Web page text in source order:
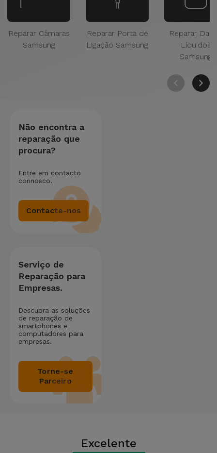
Reparar Câmaras
Samsung
Reparar Porta de
Ligação Samsung
Reparar
Líquidos
Samsung
Não encontra a
reparação que
procura?
Entre em contacto
connosco.
Contacte-nos
Serviço de
Reparação para
Empresas.
Descubra as soluções
de reparação de
smartphones e
computadores para
empresas.
Torne-se
Parceiro
Excelente